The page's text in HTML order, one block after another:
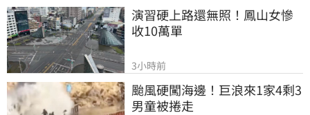
演習硬上路還無照！鳳山女慘
收10萬單
3小時前
颱風硬闖海邊！巨浪來1家4剩3
男童被捲走